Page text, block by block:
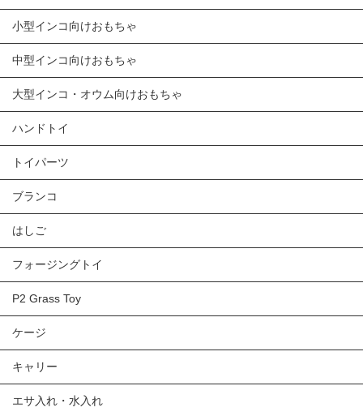
小型インコ向けおもちゃ
中型インコ向けおもちゃ
大型インコ・オウム向けおもちゃ
ハンドトイ
トイパーツ
ブランコ
はしご
フォージングトイ
P2 Grass Toy
ケージ
キャリー
エサ入れ・水入れ